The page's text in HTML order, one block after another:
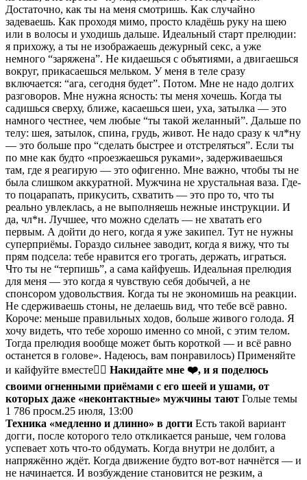
Достаточно, как ты на меня смотришь. Как случайно
задеваешь. Как проходя мимо, просто кладёшь руку на шею
или в волосы и уходишь дальше. Идеальный старт прелюдии:
я прихожу, а ты не изображаешь дежурный секс, а уже
немного “заряжена”. Не кидаешься с объятиями, а двигаешься
вокруг, прикасаешься мельком. У меня в теле сразу
включается: “ага, сегодня будет”. Потом. Мне не надо долгих
разговоров. Мне нужна ясность: ты меня хочешь. Когда ты
садишься сверху, ближе, касаешься шеи, уха, затылка — это
намного честнее, чем любые “ты такой желанный”. Дальше по
телу: шея, затылок, спина, грудь, живот. Не надо сразу к чл*ну
— это больше про “сделать быстрее и отстреляться”. Если ты
по мне как будто «проезжаешься руками», задерживаешься
там, где я реагирую — это офигенно. Мне важно, чтобы ты не
была слишком аккуратной. Мужчина не хрустальная ваза. Где-
то поцарапать, прикусить, схватить — это про то, что ты
реально увлеклась, а не выполняешь нежные инструкции. И
да, чл*н. Лучшее, что можно сделать — не хватать его
первым. А дойти до него, когда я уже закипел. Тут не нужны
суперприёмы. Гораздо сильнее заводит, когда я вижу, что ты
прям подсела: тебе нравится его трогать, держать, играться.
Что ты не “терпишь”, а сама кайфуешь. Идеальная прелюдия
для меня — это когда я чувствую себя добычей, а не
спонсором удовольствия. Когда ты не экономишь на реакции.
Не сдерживаешь стоны, не делаешь вид, что тебе всё равно.
Короче: меньше правильных ходов, больше живого голода. Я
хочу видеть, что тебе хорошо именно со мной, с этим телом.
Тогда прелюдия вообще может быть короткой — и всё равно
останется в голове». Надеюсь, вам понравилось) Применяйте
и кайфуйте вместе❤️‍🔥 Накидайте мне ❤️, и я поделюсь
своими огненными приёмами с его шеей и ушами, от
которых даже «неконтактные» мужчины тают Голые темы
1 786 просм.25 июля, 13:00
Техника «медленно и длинно» в догги Есть такой вариант
догги, после которого тело откликается раньше, чем голова
успевает хоть что-то обдумать. Когда внутри не долбит, а
напряжённо ждёт. Когда движение будто вот-вот начнётся — и
не начинается. И возбуждение становится не резким, а